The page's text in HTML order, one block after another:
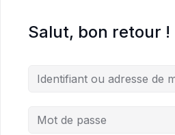
Salut, bon retour !